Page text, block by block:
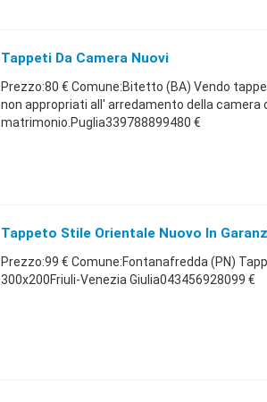
Tappeti Da Camera Nuovi
Prezzo:80 € Comune:Bitetto (BA) Vendo
non appropriati all' arredamento della camera
matrimonio.Puglia339788899480 €
Tappeto Stile Orientale Nuovo In
Prezzo:99 € Comune:Fontanafredda (PN)
300x200Friuli-Venezia Giulia043456928099 €